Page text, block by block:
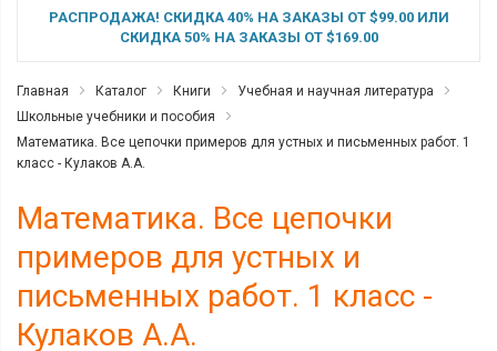
РАСПРОДАЖА! СКИДКА 40% НА ЗАКАЗЫ ОТ $99.00 ИЛИ
СКИДКА 50% НА ЗАКАЗЫ ОТ $169.00
Главная Каталог Книги
Учебная и научная литература
Школьные учебники и пособия
Математика. Все цепочки примеров для устных и письменных работ. 1
класс - Кулаков А.А.
Математика. Все цепочки
примеров для устных и
письменных работ. 1 класс -
Кулаков А.А.